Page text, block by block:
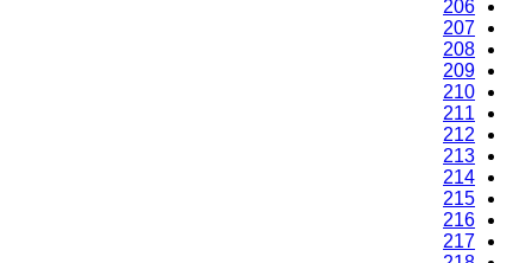
206
207
208
209
210
211
212
213
214
215
216
217